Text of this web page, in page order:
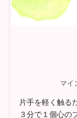
マイ
片手を軽く触る
３分で１個心の